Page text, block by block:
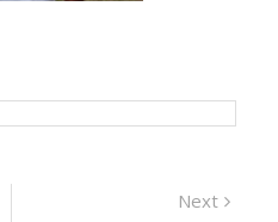
Rally Dakar 2012: